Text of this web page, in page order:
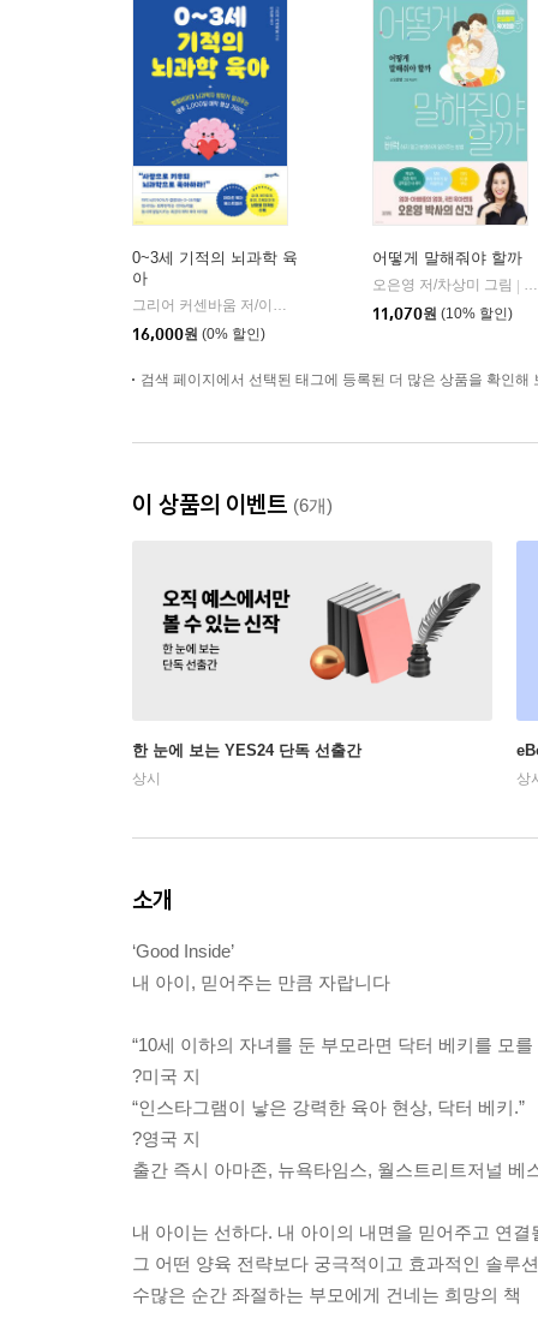
0~3세 기적의 뇌과학 육
아
21세기북스
16,000원 (0% 할인)
어떻게 말해줘야 할까
오은영 저/차상미 그림 |
11,070원 (10% 할인)
검색 페이지에서 선택된 태그에 등록된 더 많은 상품을 확인해
이 상품의 이벤트 (6개)
한 눈에 보는 YES24 단독 선출간
상시 상
소개
‘Good Inside’
내 아이, 믿어주는 만큼 자랍니다
“10세 이하의 자녀를 둔 부모라면 닥터 베키를 모를
?미국 지
“인스타그램이 낳은 강력한 육아 현상, 닥터 베키.”
?영국 지
출간 즉시 아마존, 뉴욕타임스, 월스트리트저널 베
내 아이는 선하다. 내 아이의 내면을 믿어주고 연결
그 어떤 양육 전략보다 궁극적이고 효과적인 솔루
수많은 순간 좌절하는 부모에게 건네는 희망의 책